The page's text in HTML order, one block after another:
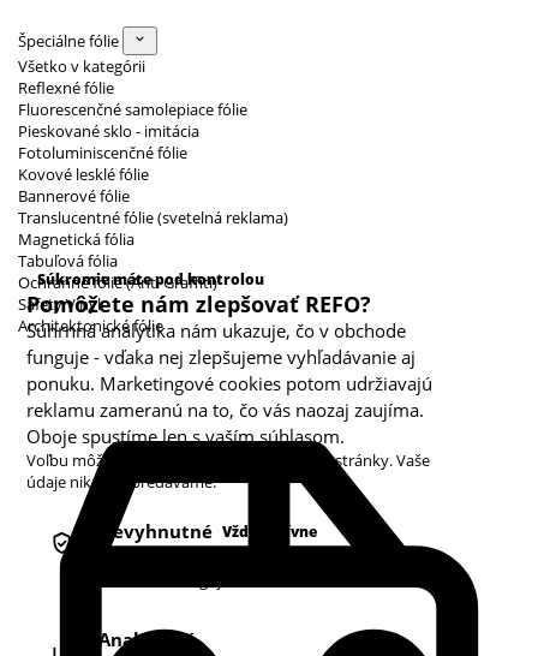
Špeciálne fólie
Všetko v kategórii
Reflexné fólie
Fluorescenčné samolepiace fólie
Pieskované sklo - imitácia
Fotoluminiscenčné fólie
Kovové lesklé fólie
Bannerové fólie
Translucentné fólie (svetelná reklama)
Magnetická fólia
Tabuľová fólia
Ochranné fólie (Anti Graffiti)
Safety Vinyl
Architektonické fólie
Súkromie máte pod kontrolou
Pomôžete nám zlepšovať REFO?
Súhrnná analytika nám ukazuje, čo v obchode
funguje - vďaka nej zlepšujeme vyhľadávanie aj
ponuku. Marketingové cookies potom udržiavajú
reklamu zameranú na to, čo vás naozaj zaujíma.
Oboje spustíme len s vaším súhlasom.
Voľbu môžete kedykoľvek zmeniť v pätičke stránky. Vaše
údaje nikdy nepredávame.
Kategórie cookies
Nevyhnutné Vždy aktívne
Analytické